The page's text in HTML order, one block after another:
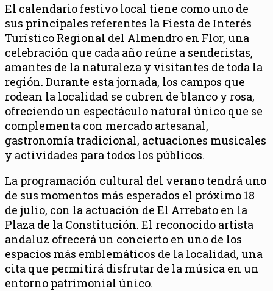
El calendario festivo local tiene como uno de
sus principales referentes la Fiesta de Interés
Turístico Regional del Almendro en Flor, una
celebración que cada año reúne a senderistas,
amantes de la naturaleza y visitantes de toda la
región. Durante esta jornada, los campos que
rodean la localidad se cubren de blanco y rosa,
ofreciendo un espectáculo natural único que se
complementa con mercado artesanal,
gastronomía tradicional, actuaciones musicales
y actividades para todos los públicos.
La programación cultural del verano tendrá uno
de sus momentos más esperados el próximo 18
de julio, con la actuación de El Arrebato en la
Plaza de la Constitución. El reconocido artista
andaluz ofrecerá un concierto en uno de los
espacios más emblemáticos de la localidad, una
cita que permitirá disfrutar de la música en un
entorno patrimonial único.